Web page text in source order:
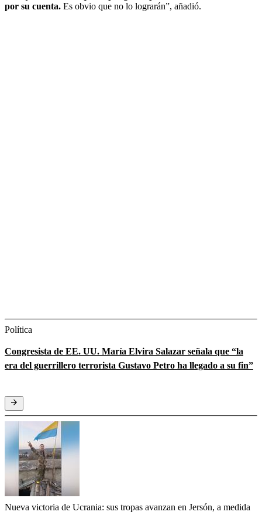
por su cuenta. Es obvio que no lo lograrán”, añadió.
Política
Congresista de EE. UU. María Elvira Salazar señala que “la
era del guerrillero terrorista Gustavo Petro ha llegado a su fin”
Nueva victoria de Ucrania: sus tropas avanzan en Jersón, a medida